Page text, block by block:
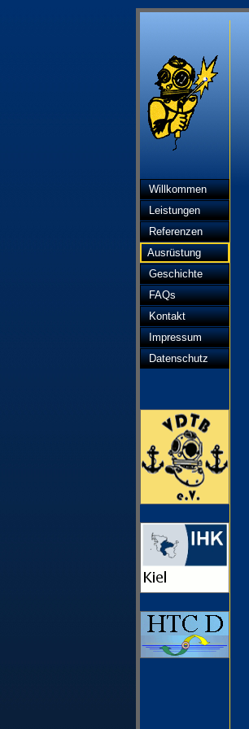
Willkommen
Leistungen
Referenzen
Ausrüstung
Geschichte
FAQs
Kontakt
Impressum
Datenschutz